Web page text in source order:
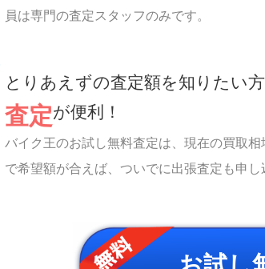
員は専門の査定スタッフのみです。
とりあえずの査定額を知りたい
査定が便利！
バイク王のお試し無料査定は、現在の買取
で希望額が合えば、ついでに出張査定も申し